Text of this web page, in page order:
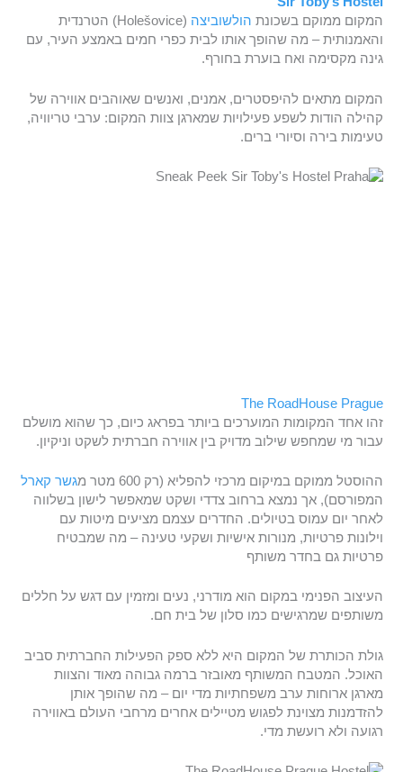
המקום ממוקם בשכונת הולשוביצה
(Holešovice) הטרנדית
והאמנותית – מה שהופך אותו לבית כפרי חמים באמצע העיר, עם
גינה מקסימה ואח בוערת בחורף.
המקום מתאים להיפסטרים, אמנים, ואנשים שאוהבים אווירה של
קהילה הודות לשפע פעילויות שמארגן צוות המקום: ערבי טריוויה,
טעימות בירה וסיורי ברים.
The RoadHouse Prague
זהו אחד המקומות המוערכים ביותר בפראג כיום, כך שהוא מושלם
עבור מי שמחפש שילוב מדויק בין אווירה חברתית לשקט וניקיון.
ההוסטל ממוקם במיקום מרכזי להפליא (רק 600 מטר מ
גשר קארל
המפורסם), אך נמצא ברחוב צדדי ושקט שמאפשר לישון בשלווה
לאחר יום עמוס בטיולים. החדרים עצמם מציעים מיטות עם
וילונות פרטיות, מנורות אישיות ושקעי טעינה – מה שמבטיח
פרטיות גם בחדר משותף
העיצוב הפנימי במקום הוא מודרני, נעים ומזמין עם דגש על חללים
משותפים שמרגישים כמו סלון של בית חם.
גולת הכותרת של המקום היא ללא ספק הפעילות החברתית סביב
האוכל. המטבח המשותף מאובזר ברמה גבוהה מאוד והצוות
מארגן ארוחות ערב משפחתיות מדי יום – מה שהופך אותן
להזדמנות מצוינת לפגוש מטיילים אחרים מרחבי העולם באווירה
רגועה ולא רועשת מדי.